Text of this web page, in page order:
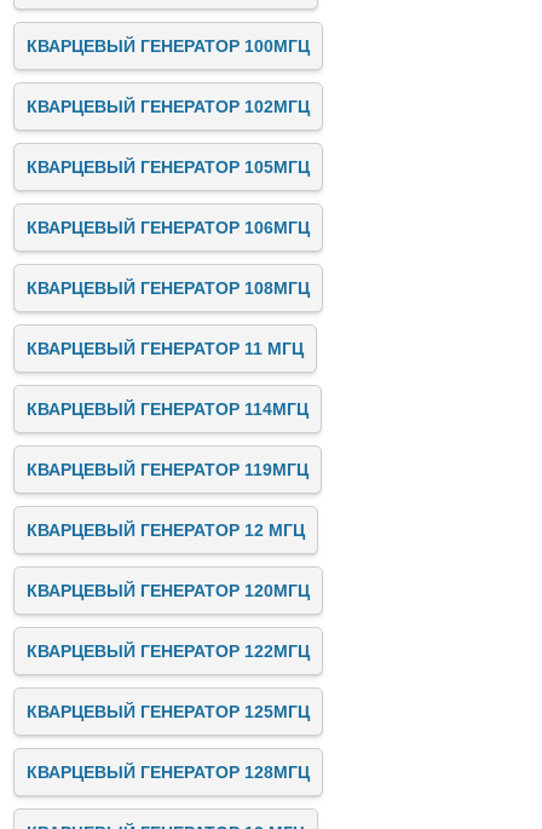
КВАРЦЕВЫЙ ГЕНЕРАТОР 100МГЦ
КВАРЦЕВЫЙ ГЕНЕРАТОР 102МГЦ
КВАРЦЕВЫЙ ГЕНЕРАТОР 105МГЦ
КВАРЦЕВЫЙ ГЕНЕРАТОР 106МГЦ
КВАРЦЕВЫЙ ГЕНЕРАТОР 108МГЦ
КВАРЦЕВЫЙ ГЕНЕРАТОР 11 МГЦ
КВАРЦЕВЫЙ ГЕНЕРАТОР 114МГЦ
КВАРЦЕВЫЙ ГЕНЕРАТОР 119МГЦ
КВАРЦЕВЫЙ ГЕНЕРАТОР 12 МГЦ
КВАРЦЕВЫЙ ГЕНЕРАТОР 120МГЦ
КВАРЦЕВЫЙ ГЕНЕРАТОР 122МГЦ
КВАРЦЕВЫЙ ГЕНЕРАТОР 125МГЦ
КВАРЦЕВЫЙ ГЕНЕРАТОР 128МГЦ